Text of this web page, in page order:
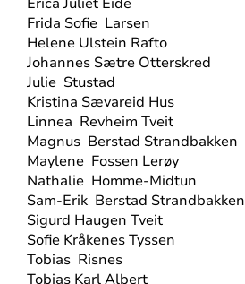
Frida Sofie Larsen
Helene Ulstein Rafto
Johannes Sætre Otterskred
Julie Stustad
Kristina Sævareid Hus
Linnea Revheim Tveit
Magnus Berstad Strandbakken
Maylene Fossen Lerøy
Nathalie Homme-Midtun
Sam-Erik Berstad Strandbakken
Sigurd Haugen Tveit
Sofie Kråkenes Tyssen
Tobias Risnes
Tobias Karl Albert